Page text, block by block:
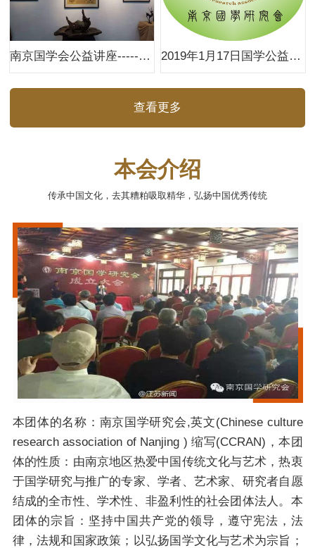
南京国学会公益讲座------名字与五行命运 2019年1月17日国学公益讲座------《断蓍启明》名字与五行命运
查看更多
本会介绍
传承中国文化，去其糟粕吸取精华，弘扬中国优秀传统
本团体的名称：南京国学研究会,英文(Chinese culture
research association of Nanjing ) 缩写(CCRAN)，本团
体的性质：由南京地区热爱中国传统文化与艺术，热衷
于国学研究与推广的专家、学者、艺术家、研究者自愿
结成的全市性、学术性、非盈利性的社会团体法人。本
团体的宗旨：坚持中国共产党的领导，遵守宪法，法
律，法规和国家政策；以弘扬国学文化与艺术为宗旨；